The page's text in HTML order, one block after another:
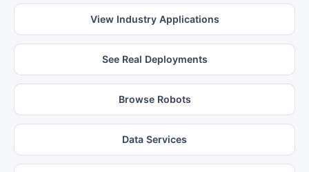
View Industry Applications
See Real Deployments
Browse Robots
Data Services